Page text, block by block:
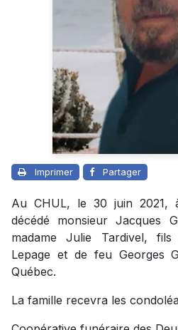
Imprimer Partager
Au CHUL, le 30 juin 2021,
décédé monsieur Jacques
madame Julie Tardivel,
Lepage et de feu Georges
Québec.
La famille recevra les